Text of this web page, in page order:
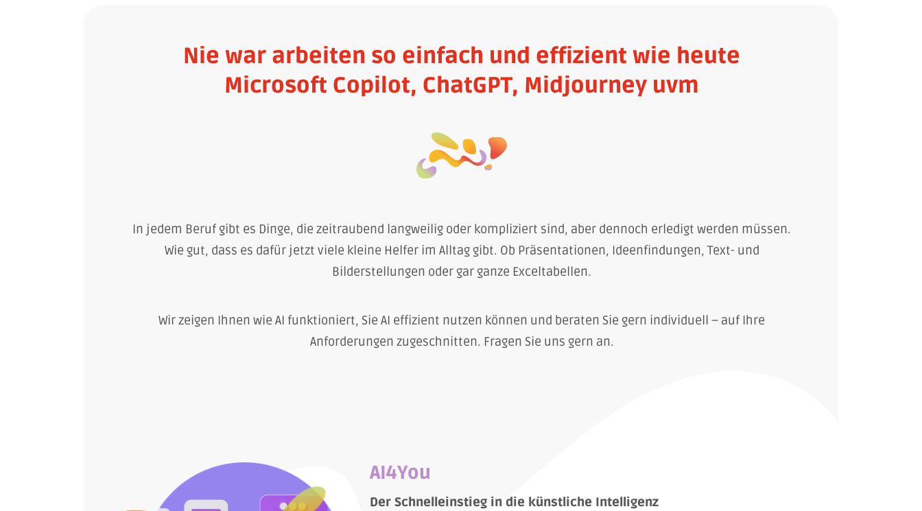
Nie war arbeiten so einfach und effizient wie heute
Microsoft Copilot, ChatGPT, Midjourney uvm
In jedem Beruf gibt es Dinge, die zeitraubend langweilig oder kompliziert sind, aber dennoch erledigt werden müssen.
Wie gut, dass es dafür jetzt viele kleine Helfer im Alltag gibt. Ob Präsentationen, Ideenfindungen, Text- und
Bilderstellungen oder gar ganze Exceltabellen.
Wir zeigen Ihnen wie AI funktioniert, Sie AI effizient nutzen können und beraten Sie gern individuell – auf Ihre
Anforderungen zugeschnitten. Fragen Sie uns gern an.
AI4You
Der Schnelleinstieg in die künstliche Intelligenz